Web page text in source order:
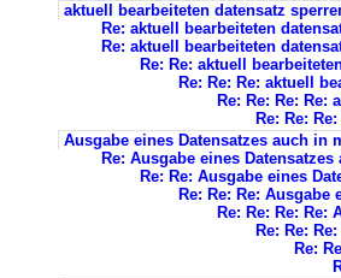
aktuell bearbeiteten datensatz
Re: aktuell bearbeiteten
Re: aktuell bearbeiteten
Re: Re: aktuell
Re: Re: Re: aktuell
Re: Re: Re: Re:
Re: Re:
Ausgabe eines Datensatzes auch in
Re: Ausgabe eines
Re: Re: Ausgabe eines
Re: Re: Re:
Re: Re: Re:
Re: Re:
Re: